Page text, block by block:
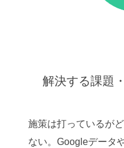
解決する課題
施策は打っているが
ない。Googleデータ